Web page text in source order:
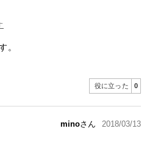
。
役に立った 0
minoさん 2018/03/13